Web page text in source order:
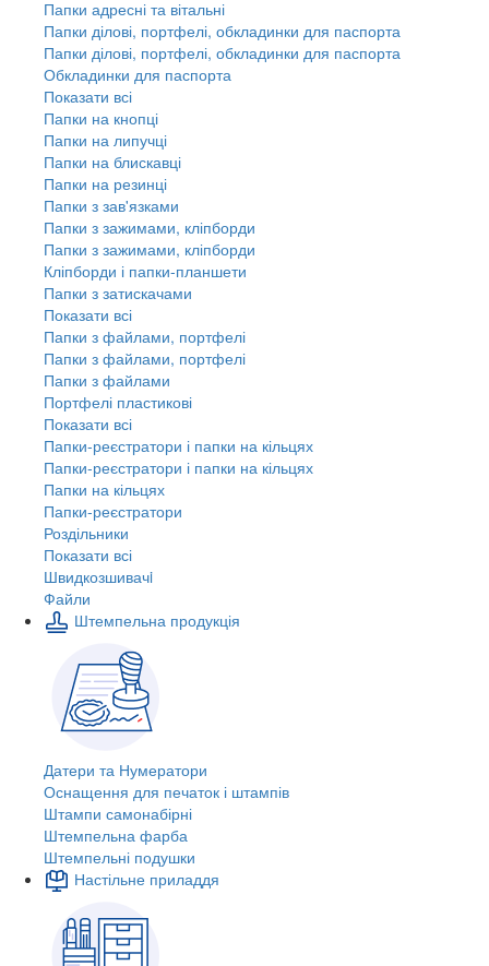
Папки адресні та вітальні
Папки ділові, портфелі, обкладинки для паспорта
Папки ділові, портфелі, обкладинки для паспорта
Обкладинки для паспорта
Показати всі
Папки на кнопці
Папки на липучці
Папки на блискавці
Папки на резинці
Папки з зав'язками
Папки з зажимами, кліпборди
Папки з зажимами, кліпборди
Кліпборди і папки-планшети
Папки з затискачами
Показати всі
Папки з файлами, портфелі
Папки з файлами, портфелі
Папки з файлами
Портфелі пластикові
Показати всі
Папки-реєстратори і папки на кільцях
Папки-реєстратори і папки на кільцях
Папки на кільцях
Папки-реєстратори
Роздільники
Показати всі
Швидкозшивачi
Файли
Штемпельна продукція
Датери та Нумератори
Оснащення для печаток і штампів
Штампи самонабірні
Штемпельна фарба
Штемпельні подушки
Настільне приладдя